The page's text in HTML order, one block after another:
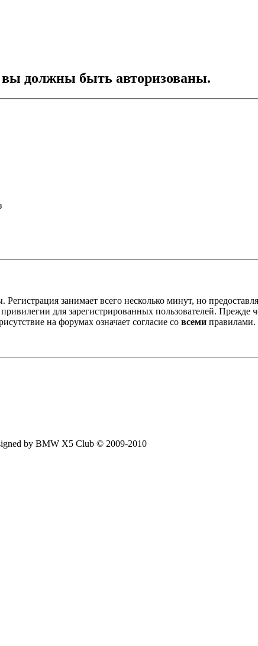
должны быть авторизованы.
занимает всего несколько минут, но
для зарегистрированных пользователей. Прежде
на форумах означает согласие со всеми правилами.
by BMW X5 Club © 2009-2010